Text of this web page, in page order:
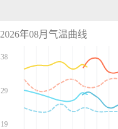
2026年08月气温曲线
38
29
19